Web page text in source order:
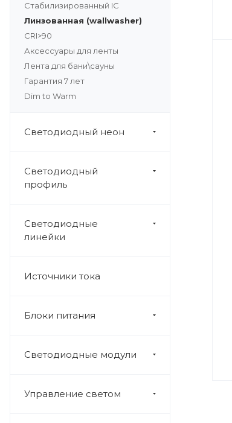
Стабилизированный IC
Линзованная (wallwasher)
CRI>90
Аксессуары для ленты
Лента для бани\сауны
Гарантия 7 лет
Dim to Warm
Светодиодный неон
Светодиодный
профиль
Светодиодные
линейки
Источники тока
Блоки питания
Светодиодные модули
Управление светом